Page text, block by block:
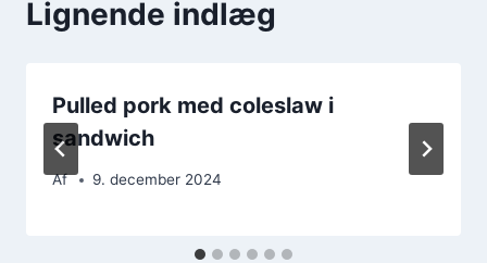
Lignende indlæg
Pulled pork med coleslaw i
sandwich
Af 9. december 2024